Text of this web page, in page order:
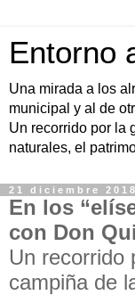
Entorno
Una mirada a los
municipal y al de
Un recorrido por la
naturales, el
21 diciembre 2018
En los
con Don
Un recorrido
campiña de